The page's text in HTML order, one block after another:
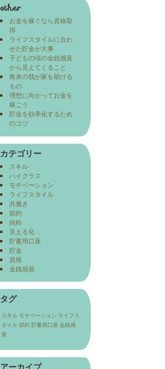
other
お金を稼ぐなら資格取
得
ライフスタイルに合わ
せた貯金が大事
子どもの頃の金銭感覚
から見えてくること
将来の我が家を助ける
もの
理想に向かってお金を
稼ごう
貯金を効率化するため
のコツ
カテゴリー
スキル
ハイクラス
モチベーション
ライフスタイル
共働き
節約
純粋
見える化
貯蓄用口座
貯金
資格
金銭感覚
タグ
スキル モチベーション ライフス
タイル 節約 貯蓄用口座 金銭感
覚